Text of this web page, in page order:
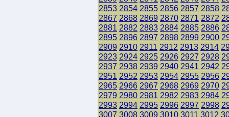
2853 2854 2855 2856 2857 2858
2867 2868 2869 2870 2871 2872
2881 2882 2883 2884 2885 2886
2895 2896 2897 2898 2899 2900
2909 2910 2911 2912 2913 2914
2923 2924 2925 2926 2927 2928
2937 2938 2939 2940 2941 2942
2951 2952 2953 2954 2955 2956
2965 2966 2967 2968 2969 2970
2979 2980 2981 2982 2983 2984
2993 2994 2995 2996 2997 2998
3007 3008 3009 3010 3011 3012